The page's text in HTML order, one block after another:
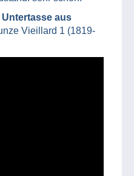
aus
Vieillard 1 (1819-